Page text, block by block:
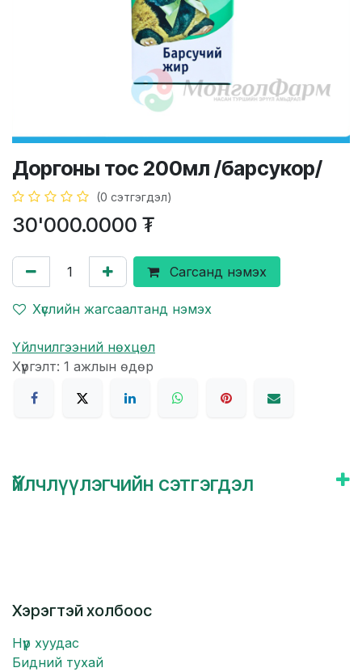
Доргоны тос 200мл /барсукор/
(0 сэтгэгдэл)
30'000.0000 ₮
Сагсанд нэмэх
Хүслийн жагсаалтанд нэмэх
Үйлчилгээний нөхцөл
Хүргэлт: 1 ажлын өдөр
Үйлчлүүлэгчийн сэтгэгдэл
Хэрэгтэй холбоос
Нүүр хуудас
Бидний тухай